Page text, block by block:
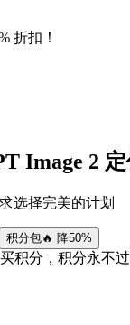
折扣！
Image 2
选择完美的计划
积分包🔥 降50%
积分，积分永不